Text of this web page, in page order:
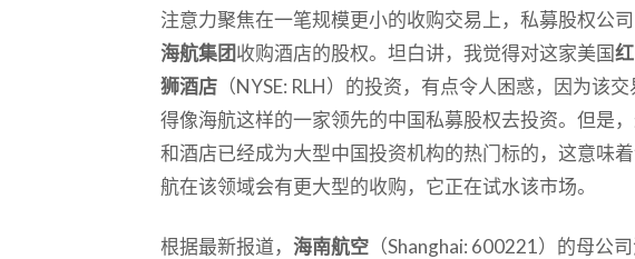
注意力聚焦在一笔规模更小的收购交易上，私募股权公司
海航集团收购酒店的股权。坦白讲，我觉得对这家美国红
狮酒店（NYSE: RLH）的投资，有点令人困惑，因为该
得像海航这样的一家领先的中国私募股权去投资。但是
和酒店已经成为大型中国投资机构的热门标的，这意味
航在该领域会有更大型的收购，它正在试水该市场。
根据最新报道， 海南航空（Shanghai: 600221）的母公